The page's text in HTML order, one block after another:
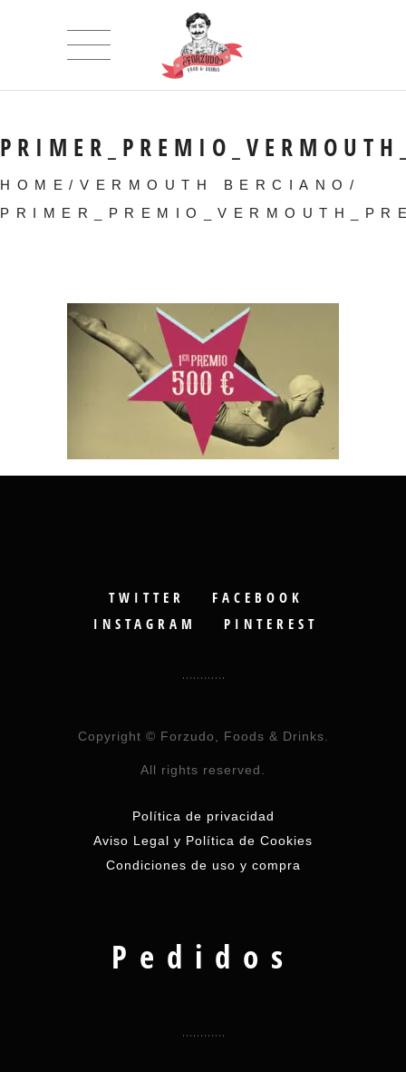
HOME / VERMOUTH BERCIANO /
TWITTER
FACEBOOK
INSTAGRAM
PINTEREST
Copyright © Forzudo, Foods & Drinks.
All rights reserved.
Política de privacidad
Aviso Legal y Política de Cookies
Condiciones de uso y compra
Pedidos